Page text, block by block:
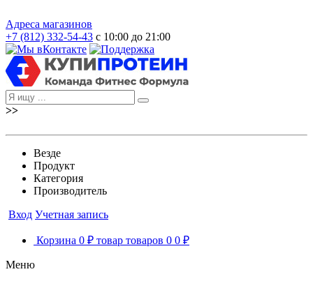
Адреса магазинов
+7 (812) 332-54-43 с 10:00 до 21:00
>>
Везде
Продукт
Категория
Производитель
Вход Учетная запись
Корзина 0 ₽ товар товаров 0 0 ₽
Меню